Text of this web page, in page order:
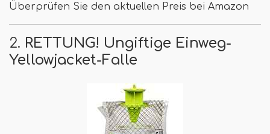
Überprüfen Sie den aktuellen Preis bei Amazon
2. RETTUNG! Ungiftige Einweg-
Yellowjacket-Falle